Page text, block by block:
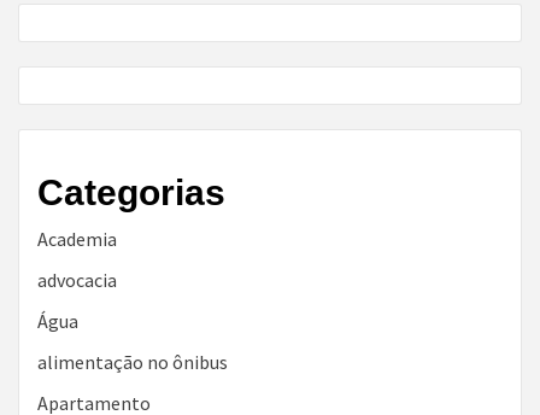
Categorias
Academia
advocacia
Água
alimentação no ônibus
Apartamento